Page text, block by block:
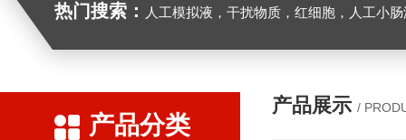
热门搜索： 人工模拟液，干扰物质，红细胞，人工小
产品分类
产品展示 /